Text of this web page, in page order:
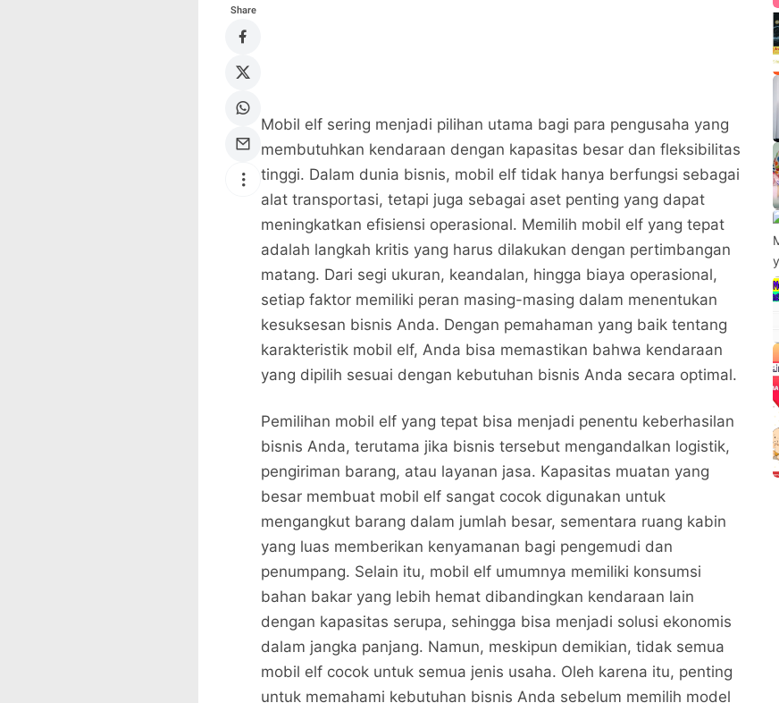
Share
Mobil elf sering menjadi pilihan utama bagi para pengusaha yang
membutuhkan kendaraan dengan kapasitas besar dan fleksibilitas
tinggi. Dalam dunia bisnis, mobil elf tidak hanya berfungsi sebagai
alat transportasi, tetapi juga sebagai aset penting yang dapat
meningkatkan efisiensi operasional. Memilih mobil elf yang tepat
adalah langkah kritis yang harus dilakukan dengan pertimbangan
matang. Dari segi ukuran, keandalan, hingga biaya operasional,
setiap faktor memiliki peran masing-masing dalam menentukan
kesuksesan bisnis Anda. Dengan pemahaman yang baik tentang
karakteristik mobil elf, Anda bisa memastikan bahwa kendaraan
yang dipilih sesuai dengan kebutuhan bisnis Anda secara optimal.
Pemilihan mobil elf yang tepat bisa menjadi penentu keberhasilan
bisnis Anda, terutama jika bisnis tersebut mengandalkan logistik,
pengiriman barang, atau layanan jasa. Kapasitas muatan yang
besar membuat mobil elf sangat cocok digunakan untuk
mengangkut barang dalam jumlah besar, sementara ruang kabin
yang luas memberikan kenyamanan bagi pengemudi dan
penumpang. Selain itu, mobil elf umumnya memiliki konsumsi
bahan bakar yang lebih hemat dibandingkan kendaraan lain
dengan kapasitas serupa, sehingga bisa menjadi solusi ekonomis
dalam jangka panjang. Namun, meskipun demikian, tidak semua
mobil elf cocok untuk semua jenis usaha. Oleh karena itu, penting
untuk memahami kebutuhan bisnis Anda sebelum memilih model